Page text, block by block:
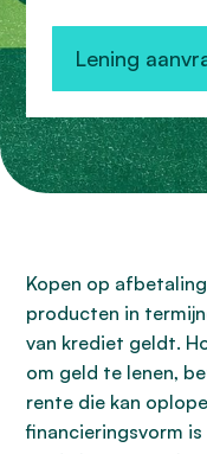
Lening
Kopen op
producten in
van krediet geldt.
om geld te lenen,
rente die kan
financieringsvorm